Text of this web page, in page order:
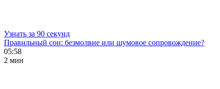
Узнать за 90 секунд
Правильный сон: безмолвие или шумовое сопровождение?
05:58
2 мин